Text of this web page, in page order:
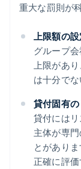
重大な罰則が
上限額の設
グループ
上限があ
は十分でな
貸付固有の
貸付には
主体が専
とがあり
正確に評